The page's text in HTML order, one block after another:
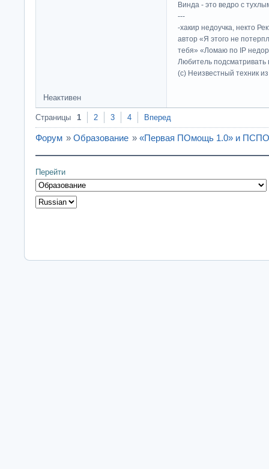
Винда - это ведро с
---
-хакир недоучка, некто
автор «Я этого не
тебя» «Ломаю по IP
Любитель подсматривать
(c) Неизвестный техник
Неактивен
Страницы 1 2 3 4 Вперед
Форум » Образование » «Первая ПОмощь 1.0» и ПСПО
Перейти